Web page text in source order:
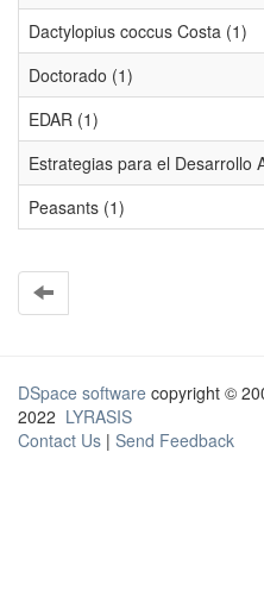
Dactylopius coccus Costa (1)
Doctorado (1)
EDAR (1)
Estrategias para el Desarrollo
Peasants (1)
DSpace software copyright ©
2022 LYRASIS
Contact Us | Send Feedback